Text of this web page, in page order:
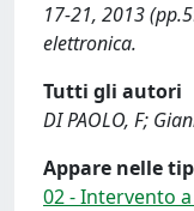
17-21, 2013
elettronica.
Tutti gli autori
DI PAOLO, F;
Appare nelle
02 - Intervento